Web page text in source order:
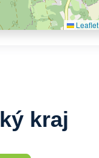
Leaflet
kraj